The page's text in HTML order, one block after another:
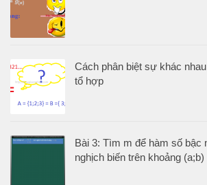
Cách phân biệt sự khác
tổ hợp
Bài 3: Tìm m để hàm số bậc
nghịch biến trên khoảng (a;b)